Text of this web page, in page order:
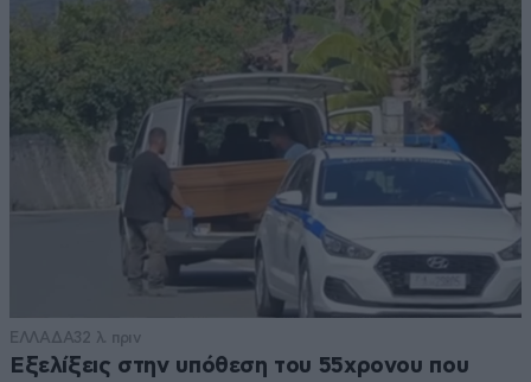
ΕΛΛΑΔΑ32 λ. πριν
Εξελίξεις στην υπόθεση του 55χρονου που